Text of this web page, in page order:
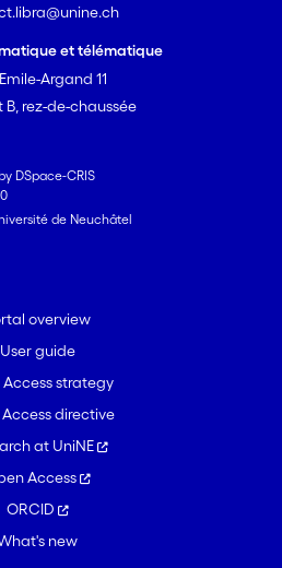
et télématique
Argand 11
B, rez-de-chaussée
DSpace-CRIS
de Neuchâtel
overview
User guide
strategy
directive
at UniNE
Access
ORCID
new